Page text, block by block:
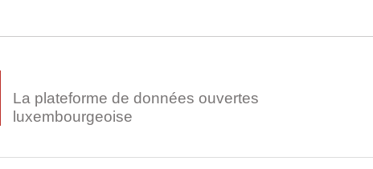
La plateforme de données ouvertes